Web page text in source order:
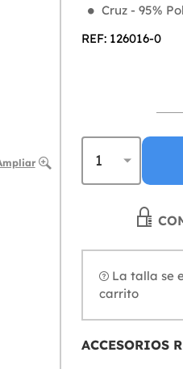
Cruz - 95%
REF: 126016-0
La talla se
carrito
ACCESORIOS